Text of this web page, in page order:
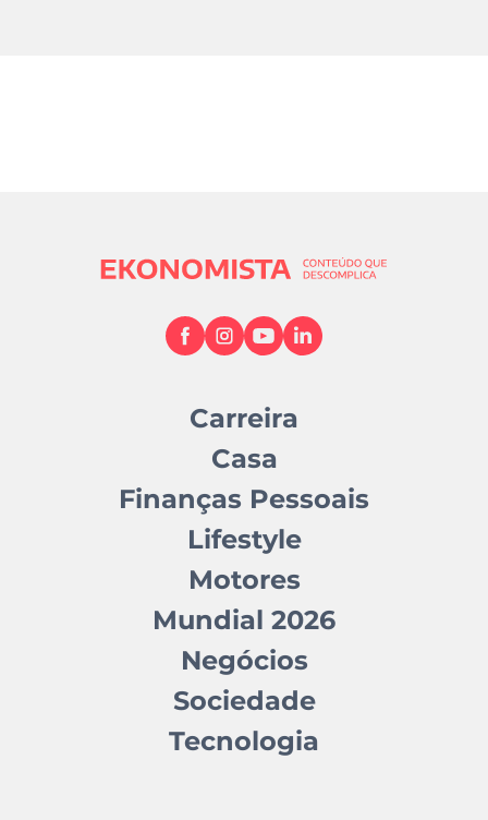
Carreira
Casa
Finanças Pessoais
Lifestyle
Motores
Mundial 2026
Negócios
Sociedade
Tecnologia